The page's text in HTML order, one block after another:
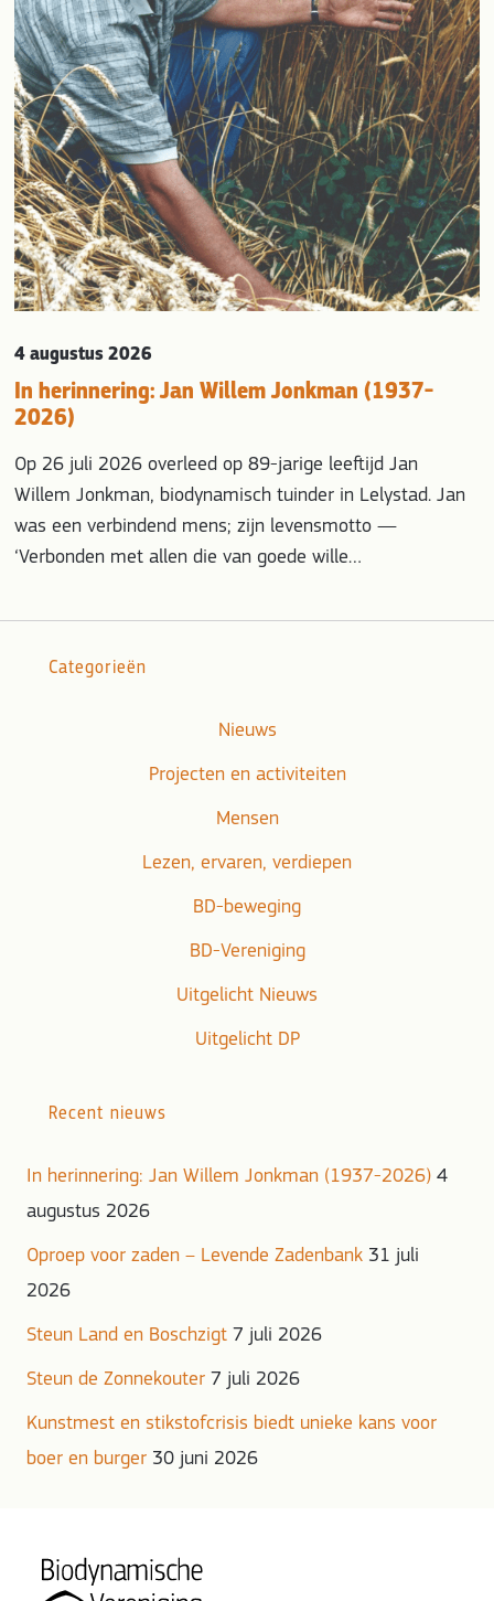
In herinnering: Jan Willem Jonkman (1937-
2026)
4 augustus 2026
Op 26 juli 2026 overleed op 89-jarige leeftijd Jan
Willem Jonkman, biodynamisch tuinder in Lelystad. Jan
was een verbindend mens; zijn levensmotto —
‘Verbonden met allen die van goede wille…
Categorieën
Nieuws
Projecten en activiteiten
Mensen
Lezen, ervaren, verdiepen
BD-beweging
BD-Vereniging
Uitgelicht Nieuws
Uitgelicht DP
Recent nieuws
In herinnering: Jan Willem Jonkman (1937-2026) 4
augustus 2026
Oproep voor zaden – Levende Zadenbank 31 juli
2026
Steun Land en Boschzigt 7 juli 2026
Steun de Zonnekouter 7 juli 2026
Kunstmest en stikstofcrisis biedt unieke kans voor
boer en burger 30 juni 2026